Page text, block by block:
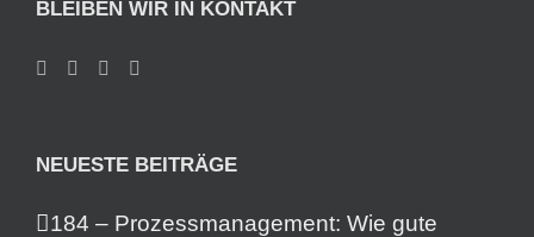
BLEIBEN WIR IN KONTAKT
NEUESTE BEITRÄGE
184 – Prozessmanagement: Wie gute